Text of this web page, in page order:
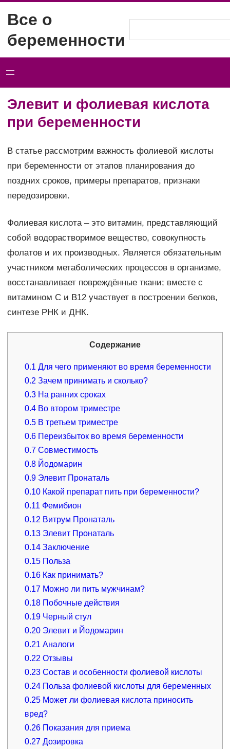
содержимому
Все о
беременности
Элевит и фолиевая кислота
при беременности
В статье рассмотрим важность фолиевой кислоты
при беременности от этапов планирования до
поздних сроков, примеры препаратов, признаки
передозировки.
Фолиевая кислота – это витамин, представляющий
собой водорастворимое вещество, совокупность
фолатов и их производных. Является обязательным
участником метаболических процессов в организме,
восстанавливает повреждённые ткани; вместе с
витамином С и В12 участвует в построении белков,
синтезе РНК и ДНК.
Содержание
0.1 Для чего применяют во время беременности
0.2 Зачем принимать и сколько?
0.3 На ранних сроках
0.4 Во втором триместре
0.5 В третьем триместре
0.6 Переизбыток во время беременности
0.7 Совместимость
0.8 Йодомарин
0.9 Элевит Пронаталь
0.10 Какой препарат пить при беременности?
0.11 Фемибион
0.12 Витрум Пронаталь
0.13 Элевит Пронаталь
0.14 Заключение
0.15 Польза
0.16 Как принимать?
0.17 Можно ли пить мужчинам?
0.18 Побочные действия
0.19 Черный стул
0.20 Элевит и Йодомарин
0.21 Аналоги
0.22 Отзывы
0.23 Состав и особенности фолиевой кислоты
0.24 Польза фолиевой кислоты для беременных
0.25 Может ли фолиевая кислота приносить
вред?
0.26 Показания для приема
0.27 Дозировка